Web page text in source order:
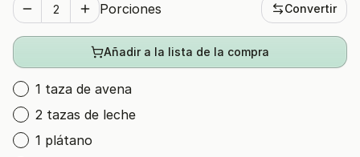
Porciones Convertir
Añadir a la lista de la compra
1 taza de avena
2 tazas de leche
1 plátano